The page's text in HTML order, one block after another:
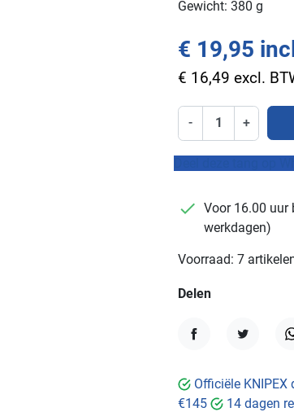
Gewicht: 380 g
€ 19,95
€ 16,49 excl.
- +
checkmark
Voor 16.00 uur
werkdagen)
Voorraad: 7
Delen
Officiële
€145
14 dagen